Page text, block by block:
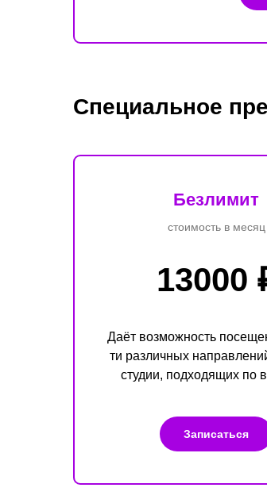
Специальное
Безлимит
стоимость в месяц
13000
Даёт возможность
ти различных
студии, подходящих по
Записаться